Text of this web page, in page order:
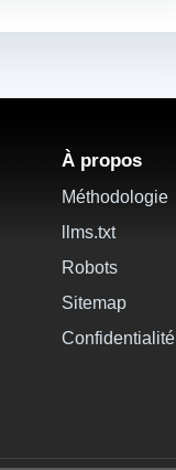
À propos
Méthodologie
llms.txt
Robots
Sitemap
Confidentialité